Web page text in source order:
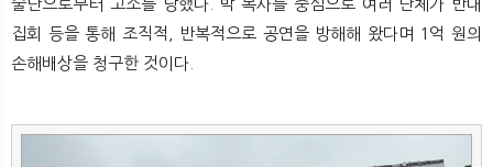
술단으로부터 고소를 당했다. 박 목사를 중심으로 여러 단체가 반대
집회 등을 통해 조직적, 반복적으로 공연을 방해해 왔다며 1억 원의
손해배상을 청구한 것이다.